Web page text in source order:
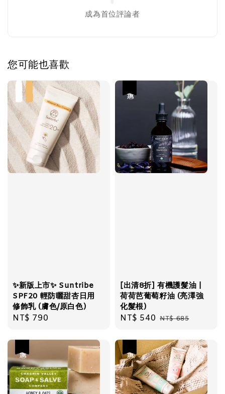
成為首位評論者
您可能也喜歡
✨新版上市✨ Suntribe
SPF20 輕防曬甜杏日用
修飾乳 (膚色/原白色)
Regular
NT$ 790
[出清8折] 有機護髮油 |
荷荷芭葡萄籽油 (亮澤強
化髮根)
Sale
NT$ 540 Regular
NT$ 685